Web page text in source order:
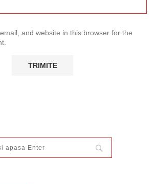
and website in this browser for the